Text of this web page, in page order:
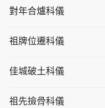
對年合爐科儀
祖牌位遷科儀
佳城破土科儀
祖先撿骨科儀